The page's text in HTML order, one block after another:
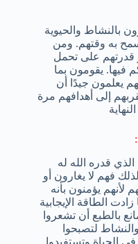
بالنشاط والحيوية
به وقتهم. ومن
قدرتهم على تحمل
فيها. يقومون بما
يعلمون جيدًا أن
إلى أهدافهم مرة
قدره الله له
فهم لا يغارون أو
لأنهم يؤمنون بأنه
الطاقة الإيجابية
بالطبع أن تشعروا
لتصبحوا
الحياة وتستفيدوا